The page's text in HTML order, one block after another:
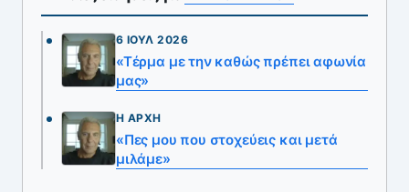
6 ΙΟΎΛ 2026
«Τέρμα με την καθώς πρέπει αφωνία
μας»
Η ΑΡΧΉ
«Πες μου που στοχεύεις και μετά
μιλάμε»